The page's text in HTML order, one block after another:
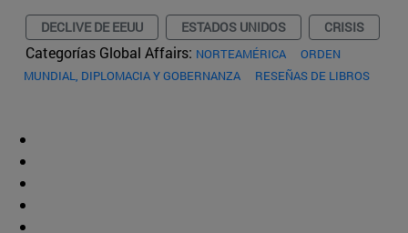
DECLIVE DE EEUU ESTADOS UNIDOS CRISIS
Categorías Global Affairs: NORTEAMÉRICA
ORDEN
MUNDIAL, DIPLOMACIA Y GOBERNANZA
RESEÑAS DE LIBROS